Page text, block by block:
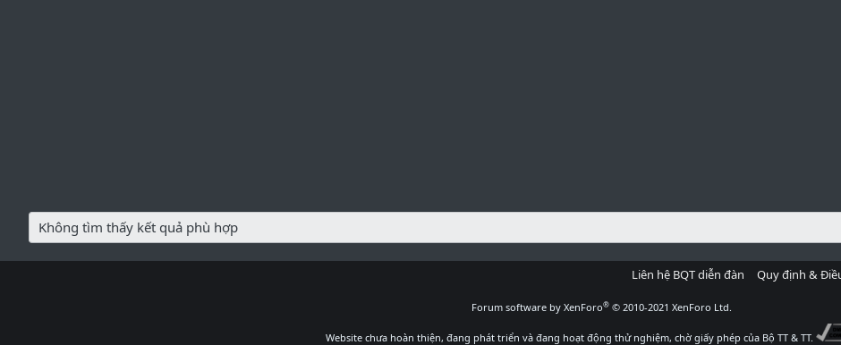
Không tìm thấy kết quả phù hợp
Liên hệ BQT diễn đàn Quy định &
Forum software by XenForo® © 2010-2021 XenForo Ltd.
Website chưa hoàn thiện, đang phát triển và đang hoạt động thử nghiệm, chờ giấy phép của Bộ TT & TT.